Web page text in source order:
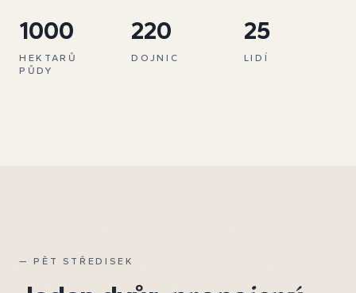
1000
HEKTARŮ
PŮDY
220
DOJNIC
25
LIDÍ
— PĚT STŘEDISEK